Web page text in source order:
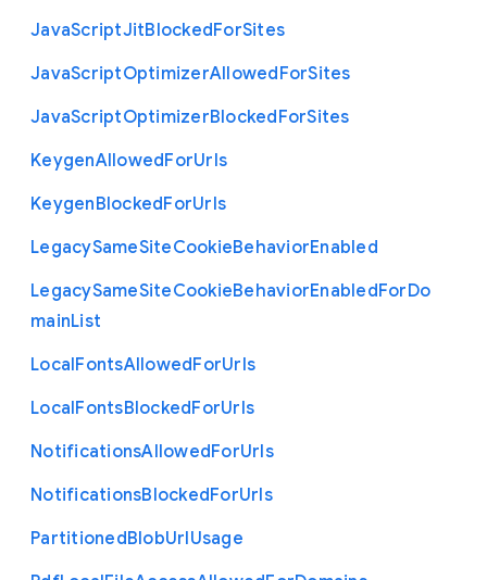
JavaScriptJitBlockedForSites
JavaScriptOptimizerAllowedForSites
JavaScriptOptimizerBlockedForSites
KeygenAllowedForUrls
KeygenBlockedForUrls
LegacySameSiteCookieBehaviorEnabled
LegacySameSiteCookieBehaviorEnabledForDo
mainList
LocalFontsAllowedForUrls
LocalFontsBlockedForUrls
NotificationsAllowedForUrls
NotificationsBlockedForUrls
PartitionedBlobUrlUsage